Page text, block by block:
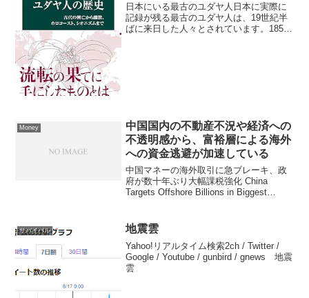
日本にいる最古のユダヤ人日本に実際に
記録が残る最古のユダヤ人は、19世紀半
ばに来日した人々とされています。1850
Money
中国国内の不動産不況や経済への
不透明感から、富裕層による海外
への資金逃避が加速している
中国マネーの海外取引に急ブレーキ、政
府が数十年ぶり大幅課税強化 China
Targets Offshore Billions in Biggest
サバイバル 地震雲
Yahoo!リアルタイム検索2ch / Twitter /
Google / Youtube / gunbird / gnews 地震
雲